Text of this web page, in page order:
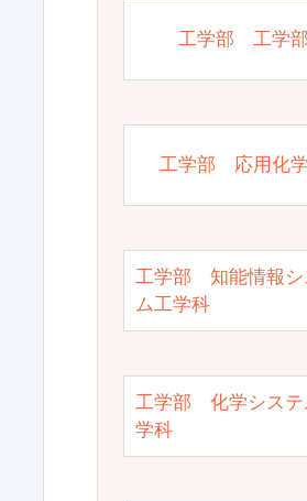
工学部 工学部
工学部 応用化
工学部 知能情報シ
ム工学科
工学部 化学システ
学科